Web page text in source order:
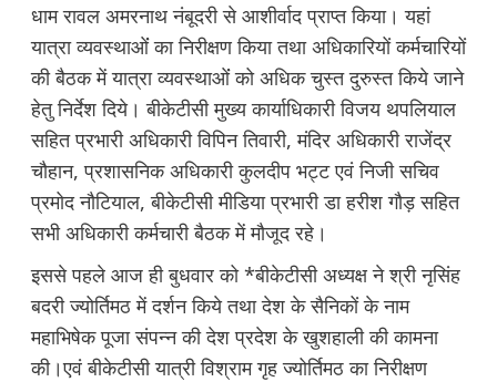
धाम रावल अमरनाथ नंबूदरी से आशीर्वाद प्राप्त किया। यहां
यात्रा व्यवस्थाओंं का निरीक्षण किया तथा अधिकारियों कर्मचारियों
की बैठक में यात्रा व्यवस्थाओंं को अधिक चुस्त दुरुस्त किये जाने
हेतु निर्देश दिये। बीकेटीसी मुख्य कार्याधिकारी विजय थपलियाल
सहित प्रभारी अधिकारी विपिन तिवारी, मंदिर अधिकारी राजेंद्र
चौहान, प्रशासनिक अधिकारी कुलदीप भट्ट एवं निजी सचिव
प्रमोद नौटियाल, बीकेटीसी मीडिया प्रभारी डा हरीश गौड़ सहित
सभी अधिकारी कर्मचारी बैठक में मौजूद रहे।
इससे पहले आज ही बुधवार को *बीकेटीसी अध्यक्ष ने श्री नृसिंह
बदरी ज्योर्तिमठ में दर्शन किये तथा देश के सैनिकों के नाम
महाभिषेक पूजा संपन्न की देश प्रदेश के खुशहाली की कामना
की।एवं बीकेटीसी यात्री विश्राम गृह ज्योर्तिमठ का निरीक्षण